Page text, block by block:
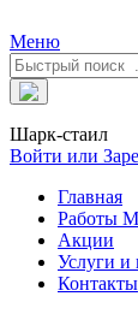
Меню
Шарк-стаил
Войти или
Главная
Работы
Акции
Услуги и
Контакты